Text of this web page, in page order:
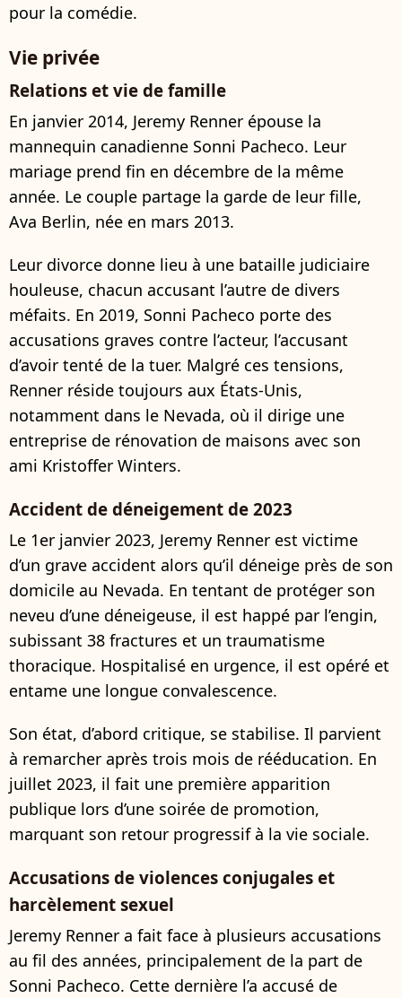
pour la comédie.
Vie privée
Relations et vie de famille
En janvier 2014, Jeremy Renner épouse la
mannequin canadienne Sonni Pacheco. Leur
mariage prend fin en décembre de la même
année. Le couple partage la garde de leur fille,
Ava Berlin, née en mars 2013.
Leur divorce donne lieu à une bataille judiciaire
houleuse, chacun accusant l’autre de divers
méfaits. En 2019, Sonni Pacheco porte des
accusations graves contre l’acteur, l’accusant
d’avoir tenté de la tuer. Malgré ces tensions,
Renner réside toujours aux États-Unis,
notamment dans le Nevada, où il dirige une
entreprise de rénovation de maisons avec son
ami Kristoffer Winters.
Accident de déneigement de 2023
Le 1er janvier 2023, Jeremy Renner est victime
d’un grave accident alors qu’il déneige près de son
domicile au Nevada. En tentant de protéger son
neveu d’une déneigeuse, il est happé par l’engin,
subissant 38 fractures et un traumatisme
thoracique. Hospitalisé en urgence, il est opéré et
entame une longue convalescence.
Son état, d’abord critique, se stabilise. Il parvient
à remarcher après trois mois de rééducation. En
juillet 2023, il fait une première apparition
publique lors d’une soirée de promotion,
marquant son retour progressif à la vie sociale.
Accusations de violences conjugales et
harcèlement sexuel
Jeremy Renner a fait face à plusieurs accusations
au fil des années, principalement de la part de
Sonni Pacheco. Cette dernière l’a accusé de